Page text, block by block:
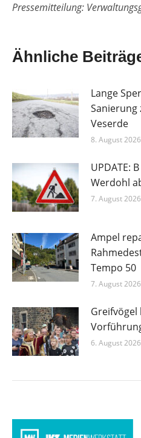
Pressemitteilung:
Ähnliche
Lange
Sanierung
Veserde
8. August 2026
UPDATE:
Werdohl
7. August 2026
Ampel
Tempo 50
7. August 2026
Greifvögel
6. August 2026